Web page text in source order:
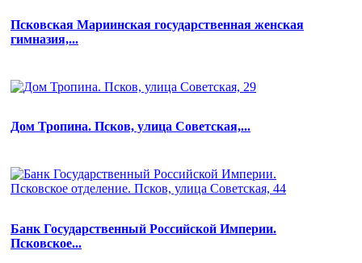
Псковская Мариинская государственная женская
гимназия,...
Дом Тропина. Псков, улица Советская,...
Банк Государственный Российской Империи.
Псковское...